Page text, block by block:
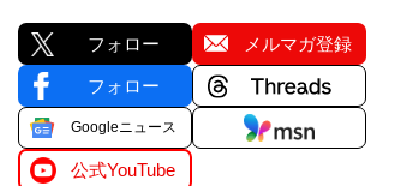
フォロー メルマガ登録
フォロー
Googleニュース
公式YouTube